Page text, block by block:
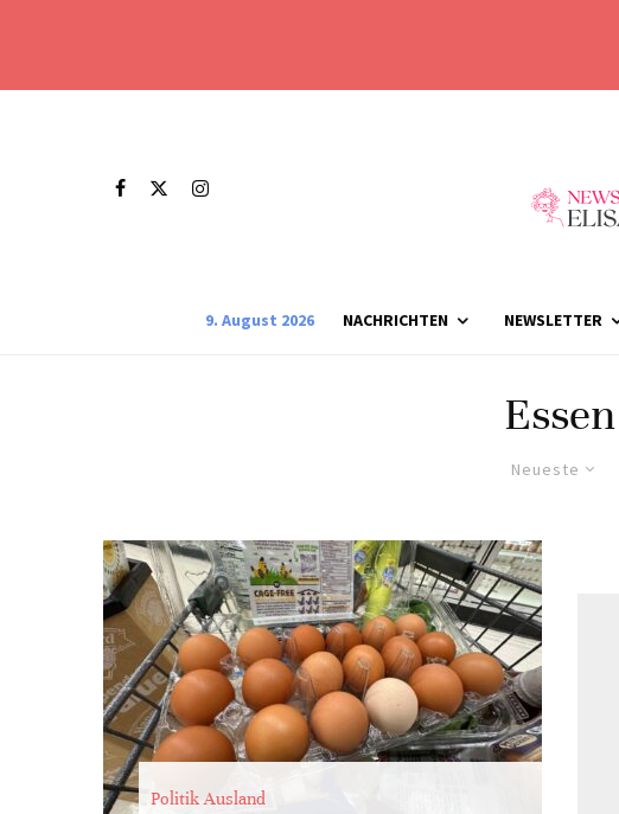
9. August 2026 NACHRICHTEN NEWSLETTER
Essen
Neueste
Politik Ausland